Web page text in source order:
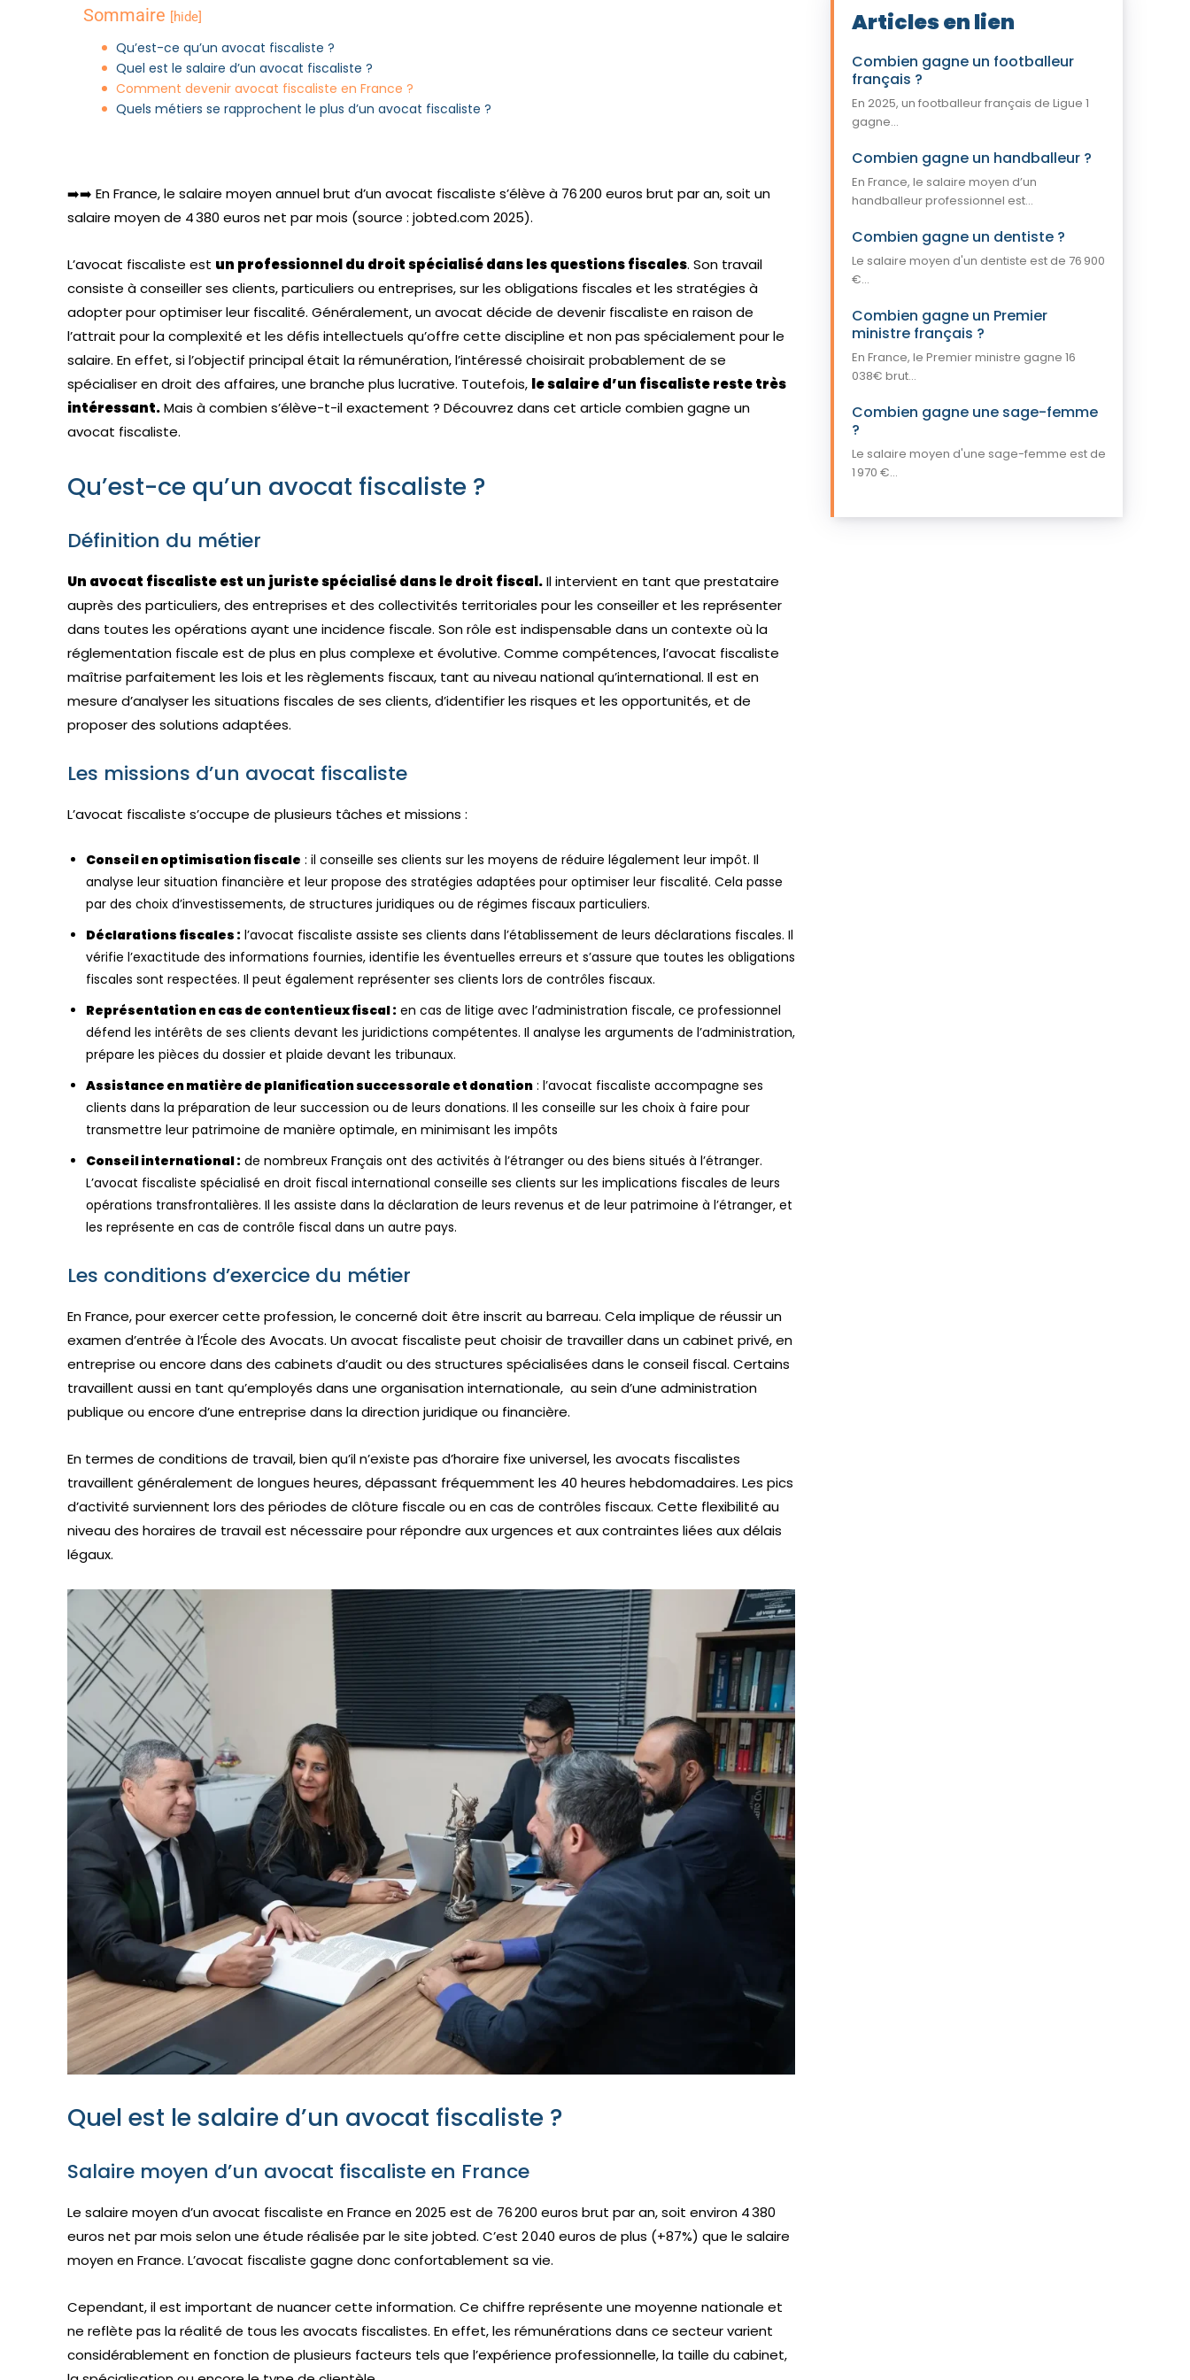
Sommaire [hide]
Qu’est-ce qu’un avocat fiscaliste ?
Quel est le salaire d’un avocat fiscaliste ?
Comment devenir avocat fiscaliste en France ?
Quels métiers se rapprochent le plus d’un avocat fiscaliste ?
➡️➡️ En France, le salaire moyen annuel brut d’un avocat fiscaliste s’élève à 76 200 euros brut par an, soit un
salaire moyen de 4 380 euros net par mois (source : jobted.com 2025).
L’avocat fiscaliste est un professionnel du droit spécialisé dans les questions fiscales. Son travail
consiste à conseiller ses clients, particuliers ou entreprises, sur les obligations fiscales et les stratégies à
adopter pour optimiser leur fiscalité. Généralement, un avocat décide de devenir fiscaliste en raison de
l’attrait pour la complexité et les défis intellectuels qu’offre cette discipline et non pas spécialement pour le
salaire. En effet, si l’objectif principal était la rémunération, l’intéressé choisirait probablement de se
spécialiser en droit des affaires, une branche plus lucrative. Toutefois, le salaire d’un fiscaliste reste très
intéressant.Mais à combien s’élève-t-il exactement ? Découvrez dans cet article combien gagne un
avocat fiscaliste.
Qu’est-ce qu’un avocat fiscaliste ?
Définition du métier
Un avocat fiscaliste est un juriste spécialisé dans le droit fiscal.Il intervient en tant que prestataire
auprès des particuliers, des entreprises et des collectivités territoriales pour les conseiller et les représenter
dans toutes les opérations ayant une incidence fiscale. Son rôle est indispensable dans un contexte où la
réglementation fiscale est de plus en plus complexe et évolutive. Comme compétences, l’avocat fiscaliste
maîtrise parfaitement les lois et les règlements fiscaux, tant au niveau national qu’international. Il est en
mesure d’analyser les situations fiscales de ses clients, d’identifier les risques et les opportunités, et de
proposer des solutions adaptées.
Les missions d’un avocat fiscaliste
L’avocat fiscaliste s’occupe de plusieurs tâches et missions :
Conseil en optimisation fiscale : il conseille ses clients sur les moyens de réduire légalement leur impôt. Il
analyse leur situation financière et leur propose des stratégies adaptées pour optimiser leur fiscalité. Cela passe
par des choix d’investissements, de structures juridiques ou de régimes fiscaux particuliers.
Déclarations fiscales : l’avocat fiscaliste assiste ses clients dans l’établissement de leurs déclarations fiscales. Il
vérifie l’exactitude des informations fournies, identifie les éventuelles erreurs et s’assure que toutes les obligations
fiscales sont respectées. Il peut également représenter ses clients lors de contrôles fiscaux.
Représentation en cas de contentieux fiscal : en cas de litige avec l’administration fiscale, ce professionnel
défend les intérêts de ses clients devant les juridictions compétentes. Il analyse les arguments de l’administration,
prépare les pièces du dossier et plaide devant les tribunaux.
Assistance en matière de planification successorale et donation : l’avocat fiscaliste accompagne ses
clients dans la préparation de leur succession ou de leurs donations. Il les conseille sur les choix à faire pour
transmettre leur patrimoine de manière optimale, en minimisant les impôts
Conseil international : de nombreux Français ont des activités à l’étranger ou des biens situés à l’étranger.
L’avocat fiscaliste spécialisé en droit fiscal international conseille ses clients sur les implications fiscales de leurs
opérations transfrontalières. Il les assiste dans la déclaration de leurs revenus et de leur patrimoine à l’étranger, et
les représente en cas de contrôle fiscal dans un autre pays.
Les conditions d’exercice du métier
En France, pour exercer cette profession, le concerné doit être inscrit au barreau. Cela implique de réussir un
examen d’entrée à l’École des Avocats. Un avocat fiscaliste peut choisir de travailler dans un cabinet privé, en
entreprise ou encore dans des cabinets d’audit ou des structures spécialisées dans le conseil fiscal. Certains
travaillent aussi en tant qu’employés dans une organisation internationale, au sein d’une administration
publique ou encore d’une entreprise dans la direction juridique ou financière.
En termes de conditions de travail, bien qu’il n’existe pas d’horaire fixe universel, les avocats fiscalistes
travaillent généralement de longues heures, dépassant fréquemment les 40 heures hebdomadaires. Les pics
d’activité surviennent lors des périodes de clôture fiscale ou en cas de contrôles fiscaux. Cette flexibilité au
niveau des horaires de travail est nécessaire pour répondre aux urgences et aux contraintes liées aux délais
légaux.
Quel est le salaire d’un avocat fiscaliste ?
Salaire moyen d’un avocat fiscaliste en France
Le salaire moyen d’un avocat fiscaliste en France en 2025 est de 76 200 euros brut par an, soit environ 4 380
euros net par mois selon une étude réalisée par le site jobted. C’est 2 040 euros de plus (+87%) que le salaire
moyen en France. L’avocat fiscaliste gagne donc confortablement sa vie.
Cependant, il est important de nuancer cette information. Ce chiffre représente une moyenne nationale et
ne reflète pas la réalité de tous les avocats fiscalistes. En effet, les rémunérations dans ce secteur varient
considérablement en fonction de plusieurs facteurs tels que l’expérience professionnelle, la taille du cabinet,
Articles en lien
Combien gagne un footballeur
français ?
En 2025, un footballeur français de Ligue 1
gagne...
Combien gagne un handballeur ?
En France, le salaire moyen d’un
handballeur professionnel est...
Combien gagne un dentiste ?
Le salaire moyen d'un dentiste est de 76 900
€...
Combien gagne un Premier
ministre français ?
En France, le Premier ministre gagne 16
038€ brut...
Combien gagne une sage-femme
?
Le salaire moyen d'une sage-femme est de
1 970 €...